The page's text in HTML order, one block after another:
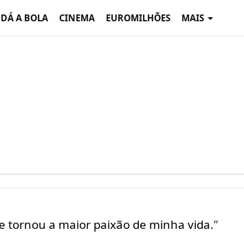
A BOLA CINEMA EUROMILHÕES MAIS
tornou a maior paixão de minha vida.”